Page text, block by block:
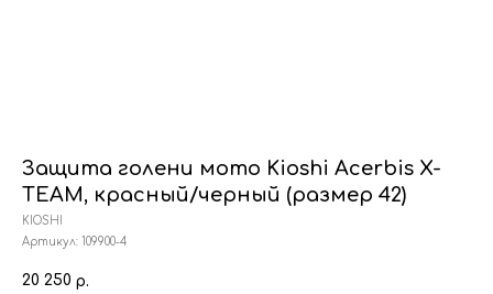
Защита голени мото Kioshi Acerbis X-
TEAM, красный/черный (размер 42)
KIOSHI
Артикул: 109900-4
20 250 р.